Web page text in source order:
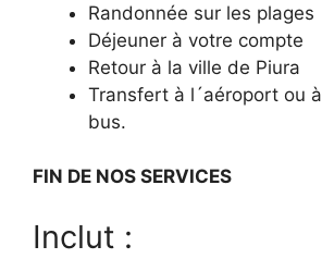
Randonnée sur les plages
Déjeuner à votre compte
Retour à la ville de Piura
Transfert à l´aéroport ou
bus.
FIN DE NOS SERVICES
Inclut :